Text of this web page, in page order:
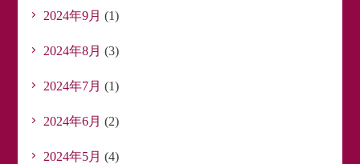
2024年9月 (1)
2024年8月 (3)
2024年7月 (1)
2024年6月 (2)
2024年5月 (4)